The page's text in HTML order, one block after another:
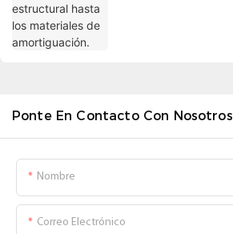
Ponte En Contacto Con Nosotros
Nombre
Correo Electrónico